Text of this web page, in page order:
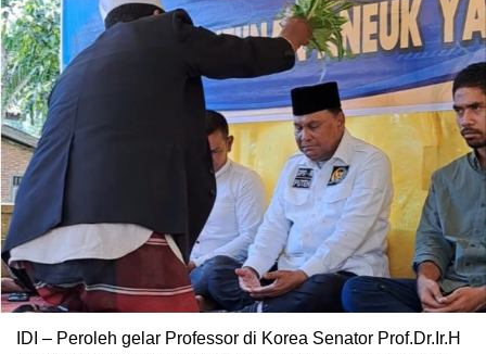
IDI – Peroleh gelar Professor di Korea Senator Prof.Dr.Ir.H